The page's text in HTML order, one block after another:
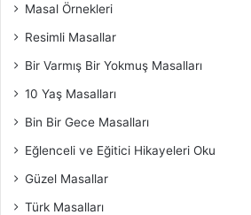
Masal Örnekleri
Resimli Masallar
Bir Varmış Bir Yokmuş Masalları
10 Yaş Masalları
Bin Bir Gece Masalları
Eğlenceli ve Eğitici Hikayeleri Oku
Güzel Masallar
Türk Masalları